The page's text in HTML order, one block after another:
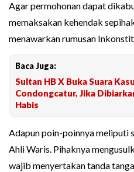
Agar permohonan dapat
memaksakan kehendak
menawarkan rumusan
Baca Juga:
Sultan HB X Buka Suara
Condongcatur, Jika
Habis
Adapun poin-poinnya meliputi
Ahli Waris. Pihaknya
wajib menyertakan tanda